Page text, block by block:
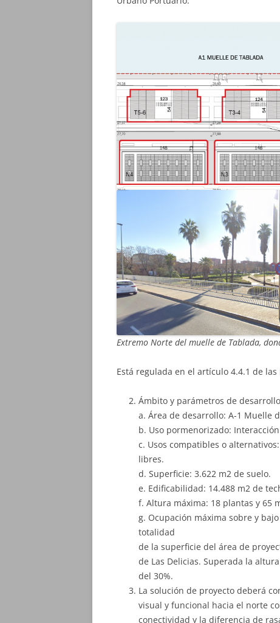
Extremo Norte del muelle de Tablada,
Está regulada en el artículo 4.4.1 de
Ámbito y parámetros de
a. Área de desarrollo: A-1 Muelle
b. Uso pormenorizado:
c. Usos compatibles o
libres.
d. Superficie: 3.622 m2 de suelo.
e. Edificabilidad: 14.488 m2 de
f. Altura máxima: 18 plantas y 65
g. Ocupación máxima sobre y
totalidad
de la superficie del área de
de Las Delicias. Superada la
del 30%.
La solución de proyecto deberá
visual y funcional hacia el norte
conectividad y la diferencia de